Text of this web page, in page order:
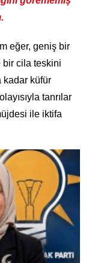
eğer, geniş bir
bir cila teskini
kadar küfür
tanrılar
ile iktifa